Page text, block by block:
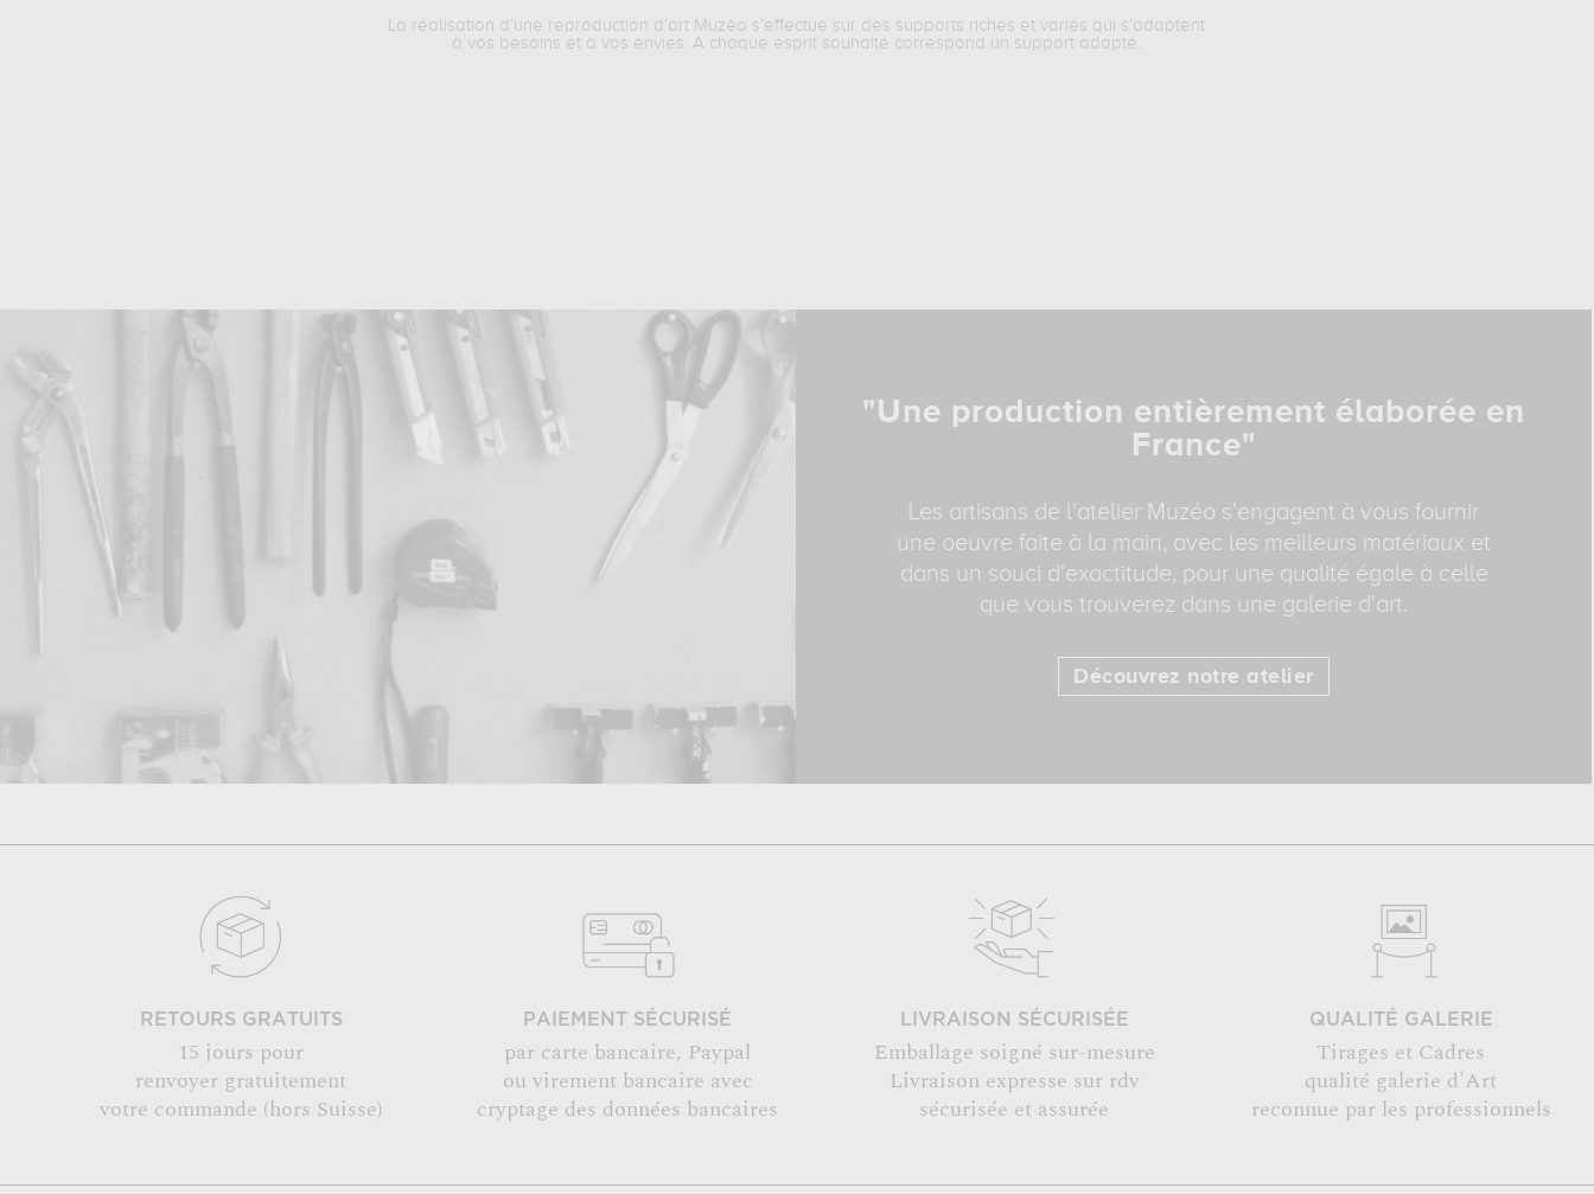
La réalisation d’une reproduction d’art Muzéo s’effectue sur des supports riches et variés qui s’adaptent
à vos besoins et à vos envies. A chaque esprit souhaité correspond un support adapté.
"Une production entièrement élaborée en
France"
Les artisans de l'atelier Muzéo s'engagent à vous fournir
une oeuvre faite à la main, avec les meilleurs matériaux et
dans un souci d'exactitude, pour une qualité égale à celle
que vous trouverez dans une galerie d'art.
Découvrez notre atelier
RETOURS GRATUITS
15 jours pour
renvoyer gratuitement
votre commande (hors Suisse)
PAIEMENT SÉCURISÉ
par carte bancaire, Paypal
ou virement bancaire avec
cryptage des données bancaires
LIVRAISON SÉCURISÉE
Emballage soigné sur-mesure
Livraison expresse sur rdv
sécurisée et assurée
QUALITÉ GALERIE
Tirages et Cadres
qualité galerie d'Art
reconnue par les professionnels